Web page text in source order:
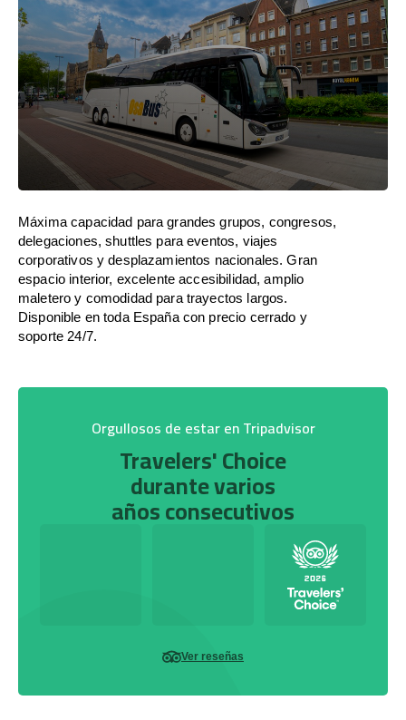
Máxima capacidad para grandes grupos, congresos,
delegaciones, shuttles para eventos, viajes
corporativos y desplazamientos nacionales. Gran
espacio interior, excelente accesibilidad, amplio
maletero y comodidad para trayectos largos.
Disponible en toda España con precio cerrado y
soporte 24/7.
Orgullosos de estar en Tripadvisor
Travelers' Choice
durante varios
años consecutivos
Ver reseñas